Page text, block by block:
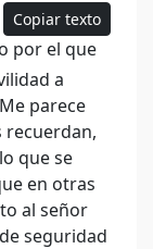
Copiar texto
por el que
a
parece
recuerdan,
que se
en otras
al señor
seguridad